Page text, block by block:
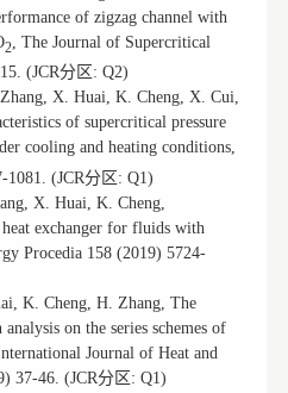
of zigzag channel with
2 , The Journal of Supercritical
(JCR分区: Q2)
X. Huai, K. Cheng, X. Cui,
of supercritical pressure
cooling and heating conditions,
1081. (JCR分区: Q1)
X. Huai, K. Cheng,
exchanger for fluids with
Procedia 158 (2019) 5724-
K. Cheng, H. Zhang, The
on the series schemes of
Journal of Heat and
37-46. (JCR分区: Q1)